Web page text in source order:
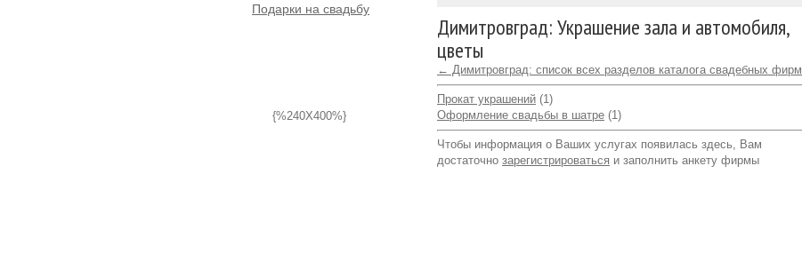
Подарки на свадьбу
{%240X400%}
Димитровград: Украшение зала и автомобиля,
цветы
← Димитровград: список всех разделов каталога свадебных фирм
Прокат украшений (1)
Оформление свадьбы в шатре (1)
Чтобы информация о Ваших услугах появилась здесь, Вам
достаточно зарегистрироваться и заполнить анкету фирмы